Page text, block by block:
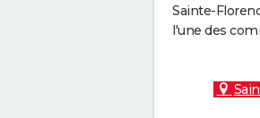
Sainte-
l'une des